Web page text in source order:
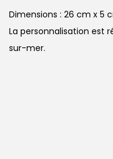
Dimensions : 26 cm x 5
La personnalisation est
sur-mer.